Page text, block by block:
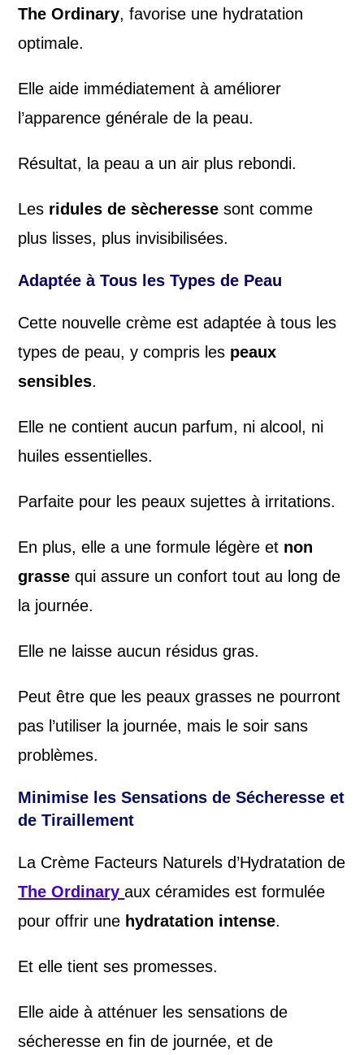
The Ordinary, favorise une hydratation
optimale.
Elle aide immédiatement à améliorer
l’apparence générale de la peau.
Résultat, la peau a un air plus rebondi.
Les ridules de sècheresse sont comme
plus lisses, plus invisibilisées.
Adaptée à Tous les Types de Peau
Cette nouvelle crème est adaptée à tous les
types de peau, y compris les peaux
sensibles.
Elle ne contient aucun parfum, ni alcool, ni
huiles essentielles.
Parfaite pour les peaux sujettes à irritations.
En plus, elle a une formule légère et non
grasse qui assure un confort tout au long de
la journée.
Elle ne laisse aucun résidus gras.
Peut être que les peaux grasses ne pourront
pas l’utiliser la journée, mais le soir sans
problèmes.
Minimise les Sensations de Sécheresse et
de Tiraillement
La Crème Facteurs Naturels d’Hydratation de
The Ordinaryaux céramides est formulée
pour offrir une hydratation intense.
Et elle tient ses promesses.
Elle aide à atténuer les sensations de
sécheresse en fin de journée, et de